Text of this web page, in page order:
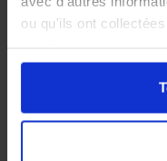
ou qu'ils ont
pour garantir un
offrant des solutions